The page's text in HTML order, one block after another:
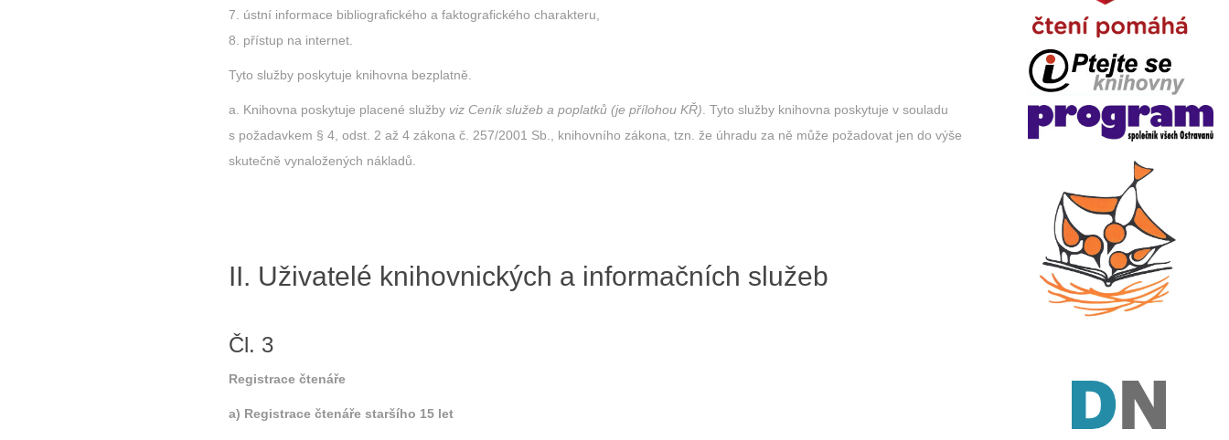
ústní informace bibliografického a faktografického charakteru,
přístup na internet.
Tyto služby poskytuje knihovna bezplatně.
Knihovna poskytuje placené služby viz Ceník služeb a poplatků (je přílohou KŘ) . Tyto služby knihovna poskytuje v souladu
s požadavkem § 4, odst. 2 až 4 zákona č. 257/2001 Sb., knihovního zákona, tzn. že úhradu za ně může požadovat jen do výše
skutečně vynaložených nákladů.
II. Uživatelé knihovnických a informačních služeb
Čl. 3
Registracečtenáře
a) Registrace čtenáře staršího 15 let